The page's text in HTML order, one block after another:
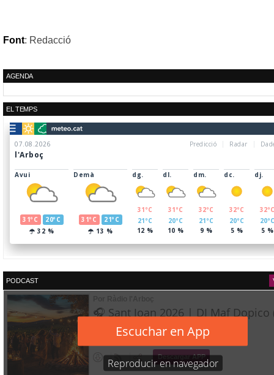
Font: Redacció
AGENDA
EL TEMPS
PODCAST